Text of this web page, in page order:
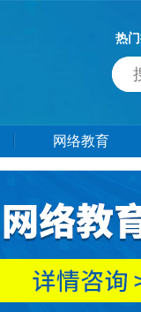
热门
网络教育